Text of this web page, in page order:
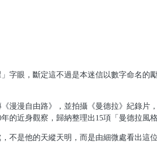
眼，斷定這不過是本迷信以數字命名的
漫自由路》，並拍攝《曼德拉》紀錄片
的近身觀察，歸納整理出15項「曼德拉風
是他的天縱天明，而是由細微處看出這